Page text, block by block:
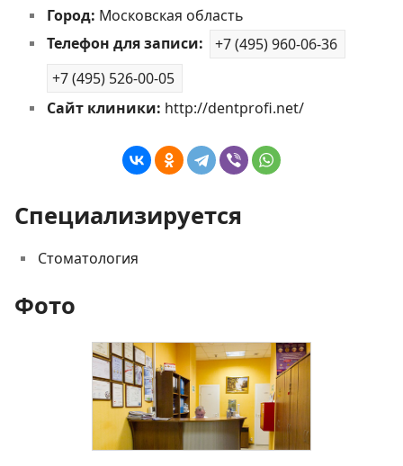
Город: Московская область
Телефон для записи:
+7 (495) 960-06-36
+7 (495) 526-00-05
Сайт клиники: http://dentprofi.net/
Специализируется
Стоматология
Фото